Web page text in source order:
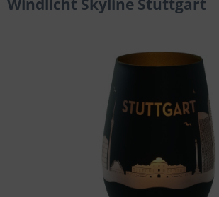
Windlicht Skyline Stuttgart